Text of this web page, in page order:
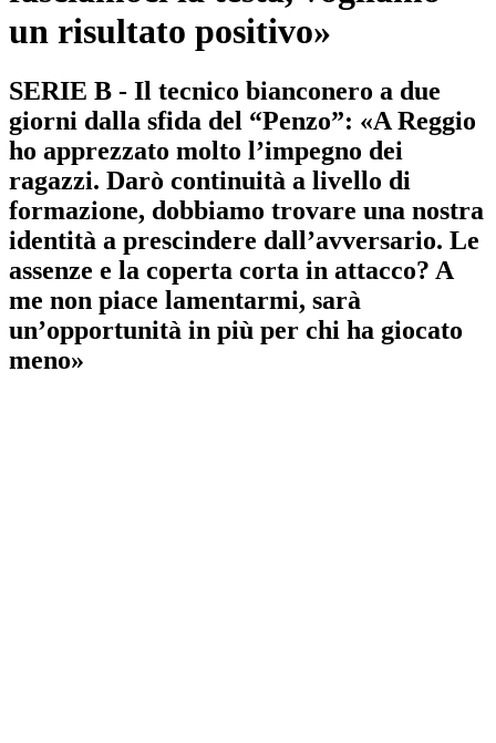
un risultato positivo»
SERIE B - Il tecnico bianconero a due
giorni dalla sfida del “Penzo”: «A Reggio
ho apprezzato molto l’impegno dei
ragazzi. Darò continuità a livello di
formazione, dobbiamo trovare una nostra
identità a prescindere dall’avversario. Le
assenze e la coperta corta in attacco? A
me non piace lamentarmi, sarà
un’opportunità in più per chi ha giocato
meno»